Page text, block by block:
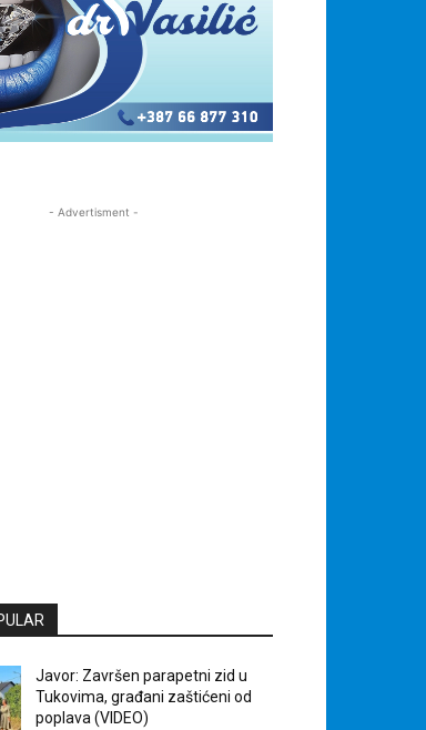
- Advertisment -
Javor: Završen parapetni zid u
Tukovima, građani zaštićeni od
poplava (VIDEO)